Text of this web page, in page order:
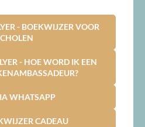
- BOEKWIJZER VOOR
- HOE WORD IK EEN
WHATSAPP
CADEAU